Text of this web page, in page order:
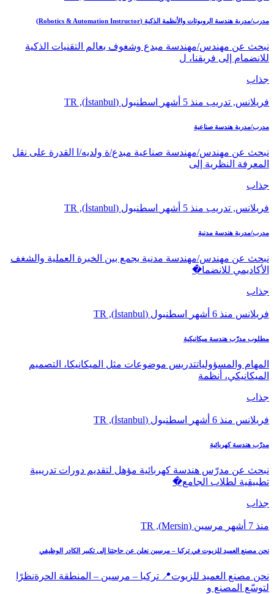
مدرب/مدربة هندسة الروبوتات والأنظمة الذكية (Robotics & Automation Instructor)
نبحث عن مهندس/مهندسة مبدع وشغوف بعالم التقنيات الذكية
للانضمام إلى فريقنا، ل
جذاب
فريلانس, تدريب منذ 5 أشهر اسطنبول (İstanbul), TR
مدرب/مدربة هندسة صناعية
نبحث عن مهندس/مهندسة صناعية مبدع/ة ولديه/ا القدرة على نقل
المعرفة النظرية إلى
جذاب
فريلانس, تدريب منذ 5 أشهر اسطنبول (İstanbul), TR
مدرب/مدربة هندسة مدنية
نبحث عن مهندس/مهندسة مدنية يجمع بين الخبرة العملية والشغف
الأكاديمي للانضما�
جذاب
فريلانس منذ 6 أشهر اسطنبول (İstanbul), TR
مطلوب مدرّب هندسة ميكانيكية
المهام والمسؤولياتتدريس موضوعات مثل الميكانيكا، التصميم
الميكانيكي، أنظمة
جذاب
فريلانس منذ 6 أشهر اسطنبول (İstanbul), TR
مدرّب هندسة كهربائية
نبحث عن مدرّس هندسة كهربائية مؤهل لتقديم دورات تدريبية
تطبيقية لطلاب الجامع�
جذاب
منذ 7 أشهر مرسين (Mersin), TR
نحن مصنع العميد للزيوت في تركيا – مرسين نعلن عن حاجتنا إلى تكبير الكادر الوظيفي
نحن مصنع العميد للزيوت📍 تركيا – مرسين – المنطقة الحرةنظرًا
لتوسّع المصنع و